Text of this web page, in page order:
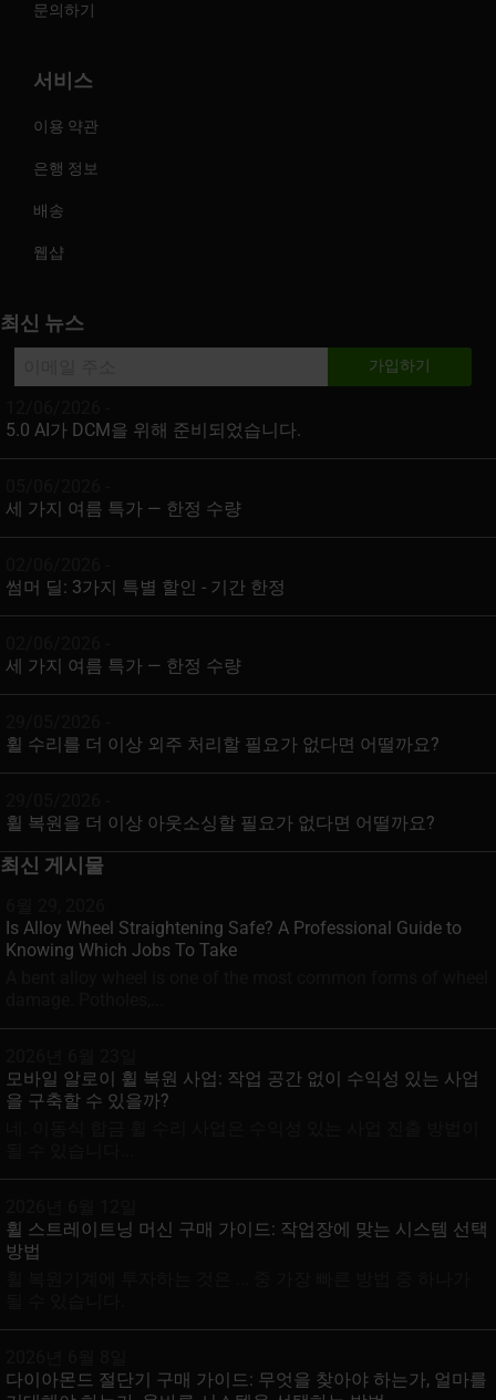
문의하기
서비스
이용 약관
은행 정보
배송
웹샵
최신 뉴스
5.0 AI가 DCM을 위해 준비되었습니다.
세 가지 여름 특가 — 한정 수량
썸머 딜: 3가지 특별 할인 - 기간 한정
세 가지 여름 특가 — 한정 수량
휠 수리를 더 이상 외주 처리할 필요가 없다면 어떨까요?
휠 복원을 더 이상 아웃소싱할 필요가 없다면 어떨까요?
최신 게시물
Is Alloy Wheel Straightening Safe? A Professional Guide to
Knowing Which Jobs To Take
모바일 알로이 휠 복원 사업: 작업 공간 없이 수익성 있는 사업
을 구축할 수 있을까?
휠 스트레이트닝 머신 구매 가이드: 작업장에 맞는 시스템 선택
방법
다이아몬드 절단기 구매 가이드: 무엇을 찾아야 하는가, 얼마를